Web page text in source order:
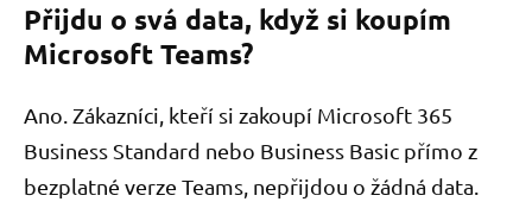
Přijdu o svá data, když si koupím
Microsoft Teams?
Ano. Zákazníci, kteří si zakoupí Microsoft 365
Business Standard nebo Business Basic přímo z
bezplatné verze Teams, nepřijdou o žádná data.